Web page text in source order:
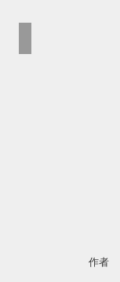
作者